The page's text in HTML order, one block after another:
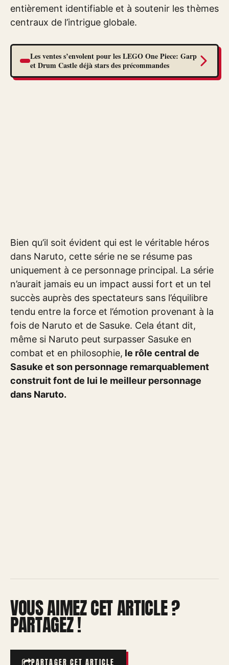
entièrement identifiable et à soutenir les thèmes
centraux de l’intrigue globale.
Les ventes s’envolent pour les LEGO One Piece: Garp
et Drum Castle déjà stars des précommandes
Bien qu’il soit évident qui est le véritable héros
dans Naruto, cette série ne se résume pas
uniquement à ce personnage principal. La série
n’aurait jamais eu un impact aussi fort et un tel
succès auprès des spectateurs sans l’équilibre
tendu entre la force et l’émotion provenant à la
fois de Naruto et de Sasuke. Cela étant dit,
même si Naruto peut surpasser Sasuke en
combat et en philosophie, le rôle central de
Sasuke et son personnage remarquablement
construit font de lui le meilleur personnage
dans Naruto.
VOUS AIMEZ CET ARTICLE ?
PARTAGEZ !
PARTAGER CET ARTICLE